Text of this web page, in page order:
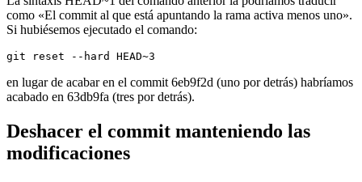
como «El commit al que está apuntando la rama activa menos uno».
Si hubiésemos ejecutado el comando:
git reset --hard HEAD~3
en lugar de acabar en el commit 6eb9f2d (uno por detrás) habríamos
acabado en 63db9fa (tres por detrás).
Deshacer el commit manteniendo las
modificaciones